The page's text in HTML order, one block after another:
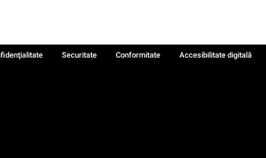
Securitate Conformitate
Accesibilitate digitală